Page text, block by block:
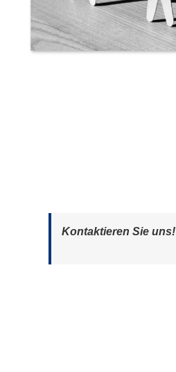
Kontaktieren Sie uns!